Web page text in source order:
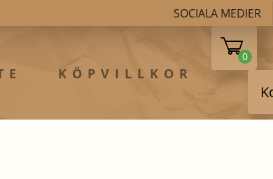
SOCIALA MEDIER
KÖPVILLKOR
0